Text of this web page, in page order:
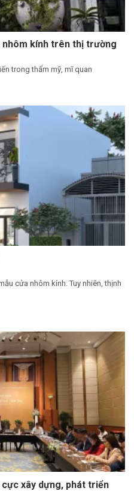
kính trên thị trường
trong thẩm mỹ, mĩ quan
cửa nhôm kính. Tuy nhiên, thịnh
xây dựng, phát triển